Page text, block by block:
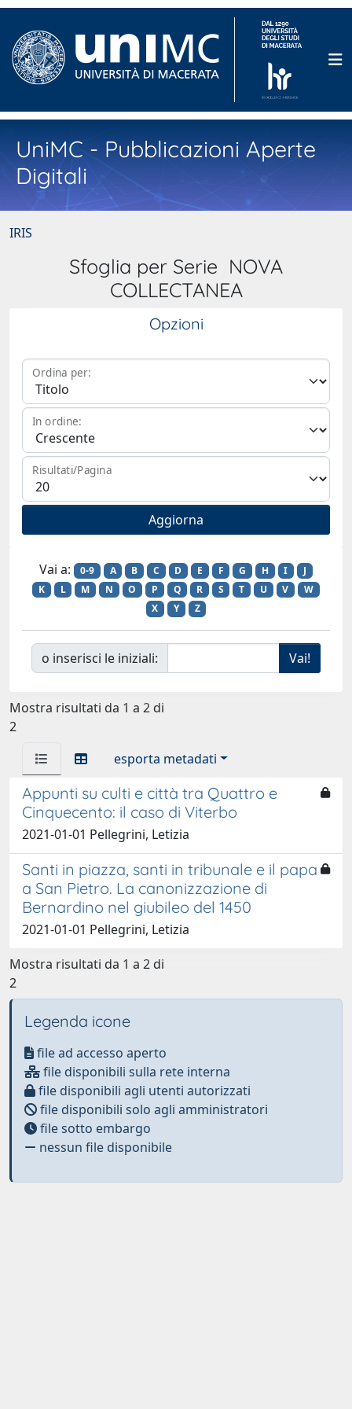
UniMC - Pubblicazioni Aperte
Digitali
IRIS
Sfoglia per Serie NOVA
COLLECTANEA
Opzioni
Ordina per:
In ordine:
Risultati/Pagina
Vai a: 0-9 A B C D E F G H I
J
K
L M N O P Q R S T U V
W
X
Y Z
o inserisci le iniziali:
Mostra risultati da 1 a 2 di
2
esporta metadati
Appunti su culti e città tra Quattro e
Cinquecento: il caso di Viterbo
2021-01-01 Pellegrini, Letizia
Santi in piazza, santi in tribunale e il papa
a San Pietro. La canonizzazione di
Bernardino nel giubileo del 1450
2021-01-01 Pellegrini, Letizia
Mostra risultati da 1 a 2 di
2
Legenda icone
file ad accesso aperto
file disponibili sulla rete interna
file disponibili agli utenti autorizzati
file disponibili solo agli amministratori
file sotto embargo
nessun file disponibile